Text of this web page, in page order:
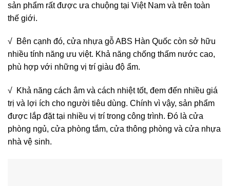
sản phẩm rất được ưa chuộng tại Việt Nam và trên toàn
thế giới.
√ Bên cạnh đó, cửa nhựa gỗ ABS Hàn Quốc còn sở hữu
nhiều tính năng ưu việt. Khả năng chống thấm nước cao,
phù hợp với những vị trí giàu độ ẩm.
√ Khả năng cách âm và cách nhiệt tốt, đem đến nhiều giá
trị và lợi ích cho người tiêu dùng. Chính vì vậy, sản phẩm
được lắp đặt tại nhiều vị trí trong công trình. Đó là cửa
phòng ngủ, cửa phòng tắm, cửa thông phòng và cửa nhựa
nhà vệ sinh.